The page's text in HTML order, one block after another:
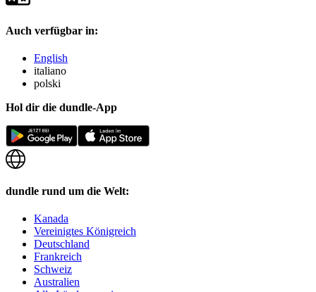
Auch verfügbar in:
English
italiano
polski
Hol dir die dundle-App
dundle rund um die Welt:
Kanada
Vereinigtes Königreich
Deutschland
Frankreich
Schweiz
Australien